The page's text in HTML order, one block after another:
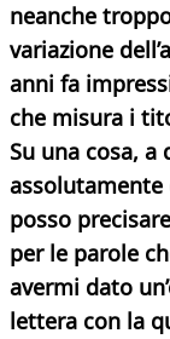
neanche
variazione
anni fa
che misura i
Su una cosa,
posso
per le parole
avermi dato
lettera con la